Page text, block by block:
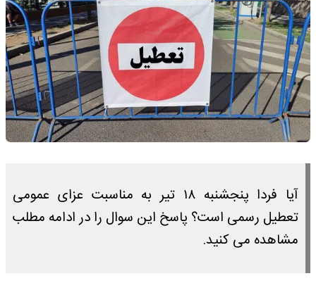
آیا فردا پنجشنبه ۱۸ تیر به مناسبت عزای عمومی
تعطیل رسمی است؟ پاسخ این سوال را در ادامه مطلب
مشاهده می کنید.